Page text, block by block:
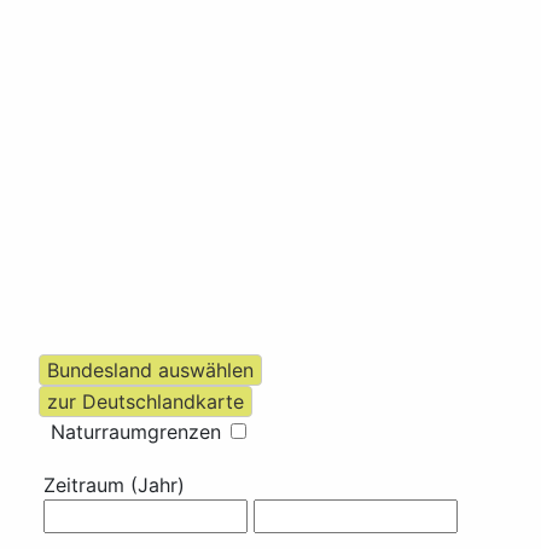
Naturraumgrenzen
Zeitraum (Jahr)